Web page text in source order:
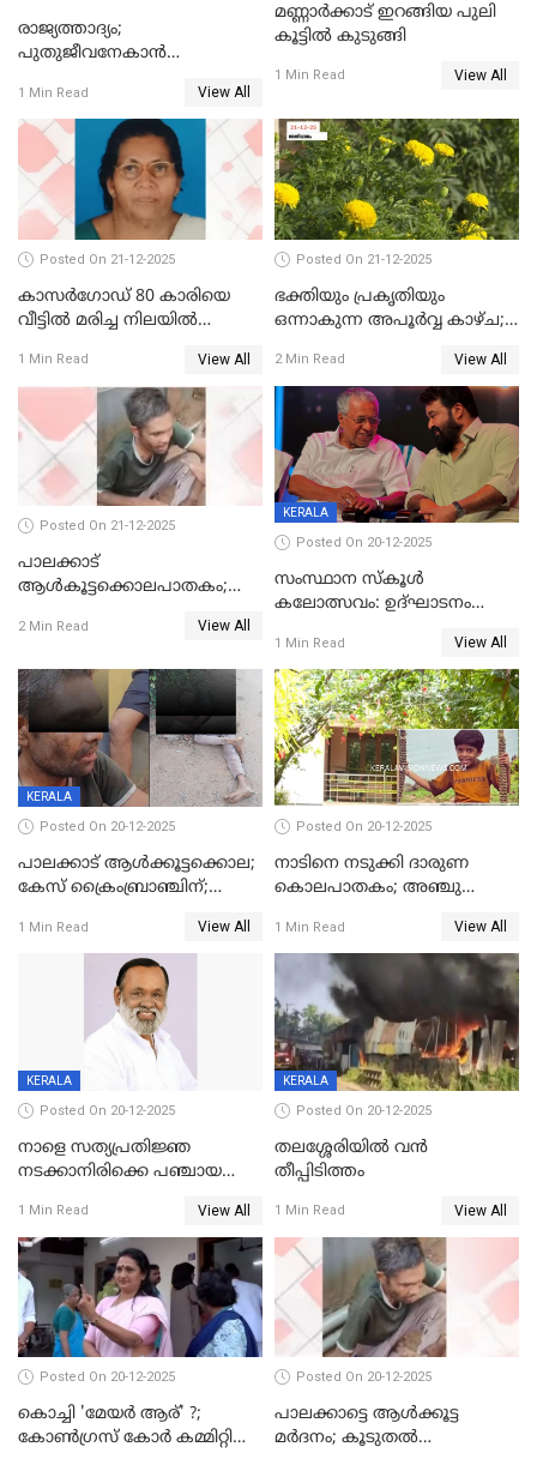
രാജ്യത്താദ്യം;
പുതുജീവനേകാൻ
എറണാകുളം സർക്കാർ
ജനറൽ
ആശുപത്രിയിലെത്തിച്ചു
1 Min Read View All
മണ്ണാർക്കാട് ഇറങ്ങിയ പുലി
കൂട്ടിൽ കുടുങ്ങി
1 Min Read View All
Posted On 21-12-2025
കാസർഗോഡ് 80 കാരിയെ
വീട്ടിൽ മരിച്ച നിലയിൽ
1 Min Read View All
Posted On 21-12-2025
ഭക്തിയും പ്രകൃതിയും
ഒന്നാകുന്ന അപൂര്‍വ്വ കാഴ്ച;
കാഴ്ചാനുഭവമൊരുക്കി
ശബരീ നന്ദനം
2 Min Read View All
Posted On 21-12-2025
പാലക്കാട്‌
ആൾകൂട്ടക്കൊലപാതകം;
ഊർജ്ജിതമാക്കിമാക്കി
2 Min Read View All
KERALA
Posted On 20-12-2025
സംസ്ഥാന സ്കൂൾ
കലോത്സവം: ഉദ്ഘാടനം
മുഖ്യാതിഥിയായി
മോഹൻലാൽ
1 Min Read View All
KERALA
Posted On 20-12-2025
പാലക്കാട് ആൾക്കൂട്ടക്കൊല;
കേസ് ക്രൈംബ്രാഞ്ചിന്;
അന്വേഷിക്കും
1 Min Read View All
Posted On 20-12-2025
നാടിനെ നടുക്കി ദാരുണ
കൊലപാതകം; അഞ്ചു
കഴുത്തുഞെരിച്ച് കൊന്നു
1 Min Read View All
KERALA
Posted On 20-12-2025
നാളെ സത്യപ്രതിജ്ഞ
നടക്കാനിരിക്കെ പഞ്ചായത്ത്
1 Min Read View All
KERALA
Posted On 20-12-2025
തലശ്ശേരിയിൽ വൻ
തീപ്പിടിത്തം
1 Min Read View All
Posted On 20-12-2025
കൊച്ചി 'മേയർ ആര്' ?;
കോണ്‍ഗ്രസ് കോര്‍ കമ്മിറ്റി
Posted On 20-12-2025
പാലക്കാട്ടെ ആള്‍ക്കൂട്ട
മര്‍ദനം; കൂടുതല്‍